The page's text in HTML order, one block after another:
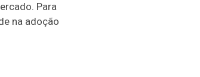
Para
na adoção